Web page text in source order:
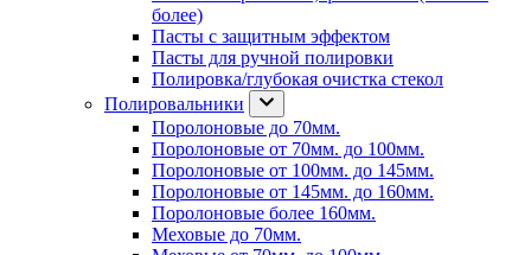
более)
Пасты с защитным эффектом
Пасты для ручной полировки
Полировка/глубокая очистка стекол
Полировальники
Поролоновые до 70мм.
Поролоновые от 70мм. до 100мм.
Поролоновые от 100мм. до 145мм.
Поролоновые от 145мм. до 160мм.
Поролоновые более 160мм.
Меховые до 70мм.